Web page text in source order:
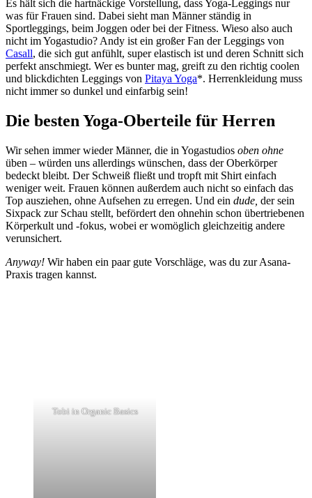
Es hält sich die hartnäckige Vorstellung, dass Yoga-Leggings nur
was für Frauen sind. Dabei sieht man Männer ständig in
Sportleggings, beim Joggen oder bei der Fitness. Wieso also auch
nicht im Yogastudio? Andy ist ein großer Fan der Leggings von
Casall, die sich gut anfühlt, super elastisch ist und deren Schnitt sich
perfekt anschmiegt. Wer es bunter mag, greift zu den richtig coolen
und blickdichten Leggings von Pitaya Yoga*. Herrenkleidung muss
nicht immer so dunkel und einfarbig sein!
Die besten Yoga-Oberteile für Herren
Wir sehen immer wieder Männer, die in Yogastudios oben ohne
üben – würden uns allerdings wünschen, dass der Oberkörper
bedeckt bleibt. Der Schweiß fließt und tropft mit Shirt einfach
weniger weit. Frauen können außerdem auch nicht so einfach das
Top ausziehen, ohne Aufsehen zu erregen. Und ein dude, der sein
Sixpack zur Schau stellt, befördert den ohnehin schon übertriebenen
Körperkult und -fokus, wobei er womöglich gleichzeitig andere
verunsichert.
Anyway! Wir haben ein paar gute Vorschläge, was du zur Asana-
Praxis tragen kannst.
Tobi in Organic Basics